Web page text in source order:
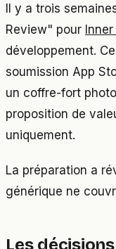
Il y a trois
Review" pour
développement.
soumission App
un coffre-fort
proposition de
uniquement.
La préparation a
générique ne
Les